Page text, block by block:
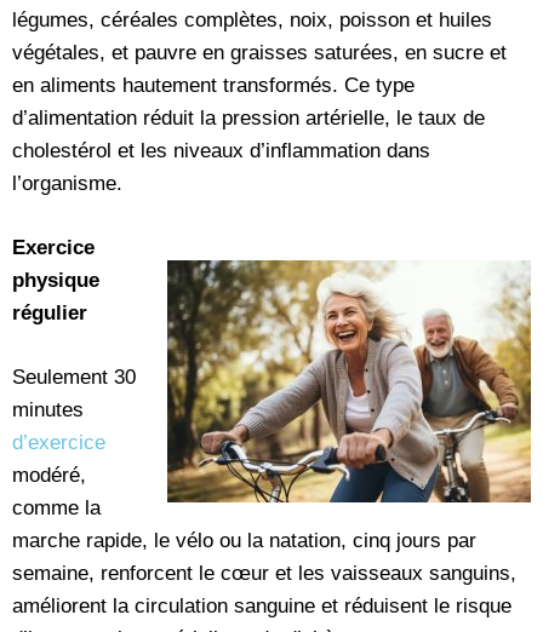
légumes, céréales complètes, noix, poisson et huiles
végétales, et pauvre en graisses saturées, en sucre et
en aliments hautement transformés. Ce type
d’alimentation réduit la pression artérielle, le taux de
cholestérol et les niveaux d’inflammation dans
l’organisme.
Exercice
physique
régulier
Seulement 30
minutes
d’exercice
modéré,
comme la
marche rapide, le vélo ou la natation, cinq jours par
semaine, renforcent le cœur et les vaisseaux sanguins,
améliorent la circulation sanguine et réduisent le risque